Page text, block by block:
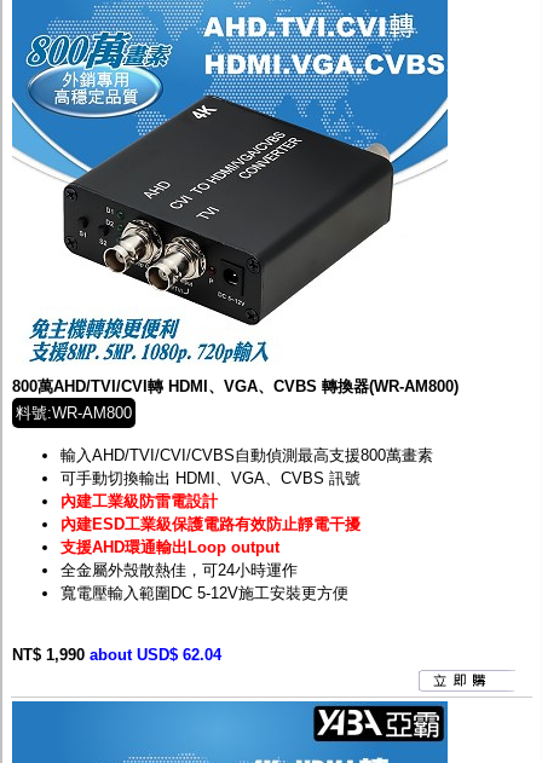
800萬AHD/TVI/CVI轉 HDMI、VGA、CVBS 轉換器(WR-AM800)
料號:WR-AM800
輸入AHD/TVI/CVI/CVBS自動偵測最高支援800萬畫素
可手動切換輸出 HDMI、VGA、CVBS 訊號
內建工業級防雷電設計
內建ESD工業級保護電路有效防止靜電干擾
支援AHD環通輸出Loop output
全金屬外殼散熱佳，可24小時運作
寬電壓輸入範圍DC 5-12V施工安裝更方便
NT$ 1,990 about USD$ 62.04